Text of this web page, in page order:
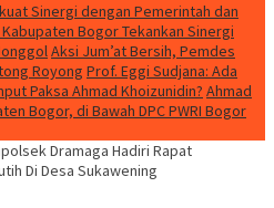
Sinergi dengan Pemerintah dan
Kabupaten Bogor Tekankan Sinergi
Aksi Jum’at Bersih, Pemdes
Royong Prof. Eggi Sudjana: Ada
Paksa Ahmad Khoizunidin? Ahmad
Bogor, di Bawah DPC PWRI Bogor
Dramaga Hadiri Rapat
Di Desa Sukawening